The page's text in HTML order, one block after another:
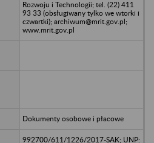
Rozwoju i Technologii; tel. (22) 411
93 33 (obsługiwany tylko we wtorki i
czwartki); archiwum@mrit.gov.pl;
www.mrit.gov.pl
Dokumenty osobowe i płacowe
992700/611/1226/2017-SAK; UNP: